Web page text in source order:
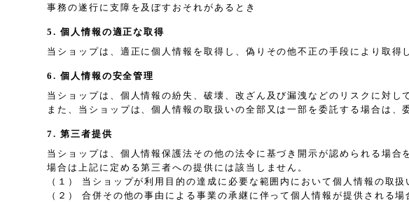
事務の遂行に支障を及ぼすおそれがあるとき
5. 個人情報の適正な取得
当ショップは、適正に個人情報を取得し、偽りその他不正の手段により取得
6. 個人情報の安全管理
当ショップは、個人情報の紛失、破壊、改ざん及び漏洩などのリスクに対
また、当ショップは、個人情報の取扱いの全部又は一部を委託する場合は
7. 第三者提供
当ショップは、個人情報保護法その他の法令に基づき開示が認められる場
場合は上記に定める第三者への提供には該当しません。
（１） 当ショップが利用目的の達成に必要な範囲内において個人情報の取
（２） 合併その他の事由による事業の承継に伴って個人情報が提供される場